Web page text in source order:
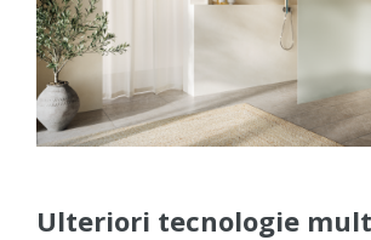
Ulteriori tecnologie